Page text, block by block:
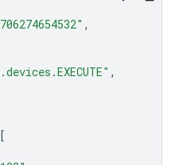
,
,
[